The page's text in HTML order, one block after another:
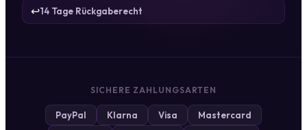
↩️14 Tage Rückgaberecht
SICHERE ZAHLUNGSARTEN
PayPal Klarna Visa
Mastercard